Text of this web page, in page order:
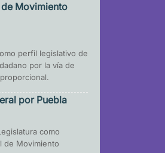
Movimiento
perfil legislativo de
por la vía de
por Puebla
como
de Movimiento